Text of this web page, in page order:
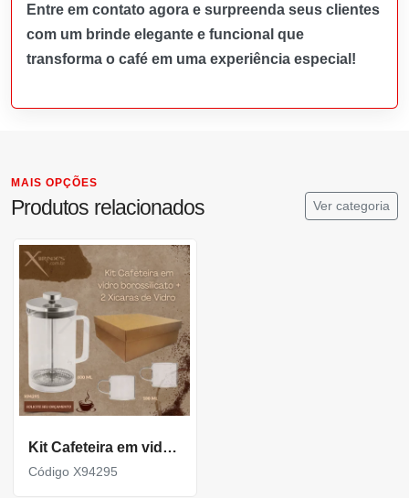
Entre em contato agora e surpreenda seus clientes
com um brinde elegante e funcional que
transforma o café em uma experiência especial!
MAIS OPÇÕES
Produtos relacionados Ver categoria
Kit Cafeteira em vidro borossilicato + 2 Xícaras de Vidro X94295
Código X94295